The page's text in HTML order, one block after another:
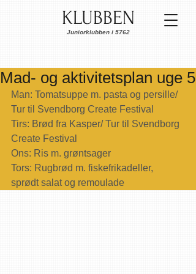
KLUBBEN
Juniorklubben i 5762
Mad- og aktivitetsplan uge 5
Man: Tomatsuppe m. pasta og persille/
Tur til Svendborg Create Festival
Tirs: Brød fra Kasper/ Tur til Svendborg
Create Festival
Ons: Ris m. grøntsager
Tors: Rugbrød m. fiskefrikadeller,
sprødt salat og remoulade